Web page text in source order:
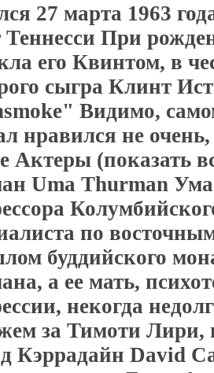
27 марта 1963
Теннесси При
его Квинтом, в
сыгра Клинт
Видимо,
нравился не
Актеры (показать
Uma Thurman Ума
по
буддийского
а ее мать,
некогда
за Тимоти Лири,
Кэррадайн David